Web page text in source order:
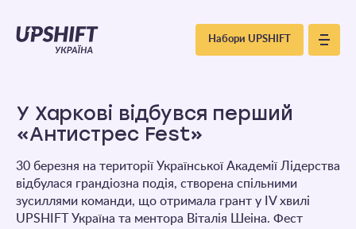
Upshift
Україна
Набори UPSHIFT
У Харкові відбувся перший
«Антистрес Fest»
30 березня на території Української Академії Лідерства
відбулася грандіозна подія, створена спільними
зусиллями команди, що отримала грант у IV хвилі
UPSHIFT Україна та ментора Віталія Шеіна. Фест